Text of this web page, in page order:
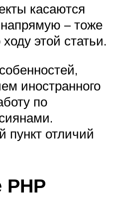
касаются
– тоже
этой статьи.
иностранного
по
пункт отличий
РНР